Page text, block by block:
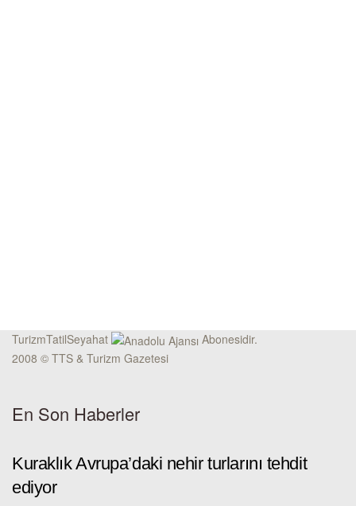
TurizmTatilSeyahat
Abonesidir.
2008 © TTS & Turizm Gazetesi
En Son Haberler
Kuraklık Avrupa’daki nehir turlarını tehdit
ediyor